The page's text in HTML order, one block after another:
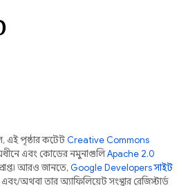
পৃষ্ঠার কন্টেন্টCreative Commons
এবং কোডের নমুনাগুলিApache 2.0
আরও জানতে,Google Developers সাইট
অথবা তার অ্যাফিলিয়েট সংস্থার রেজিস্টার্ড